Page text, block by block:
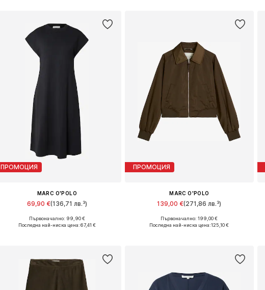
ПРОМОЦИЯ
MARC O'POLO
69,90 €(136,71 лв.³)
Налични размери: 34, 36, 38, 40, 42
Първоначално: 99,90 €
Последна най-ниска цена:67,41 €
ПРОМОЦИЯ
MARC O'POLO
139,00 €(271,86 лв.³)
Предлага се в много размери
Първоначално: 199,00 €
Последна най-ниска цена:125,10 €